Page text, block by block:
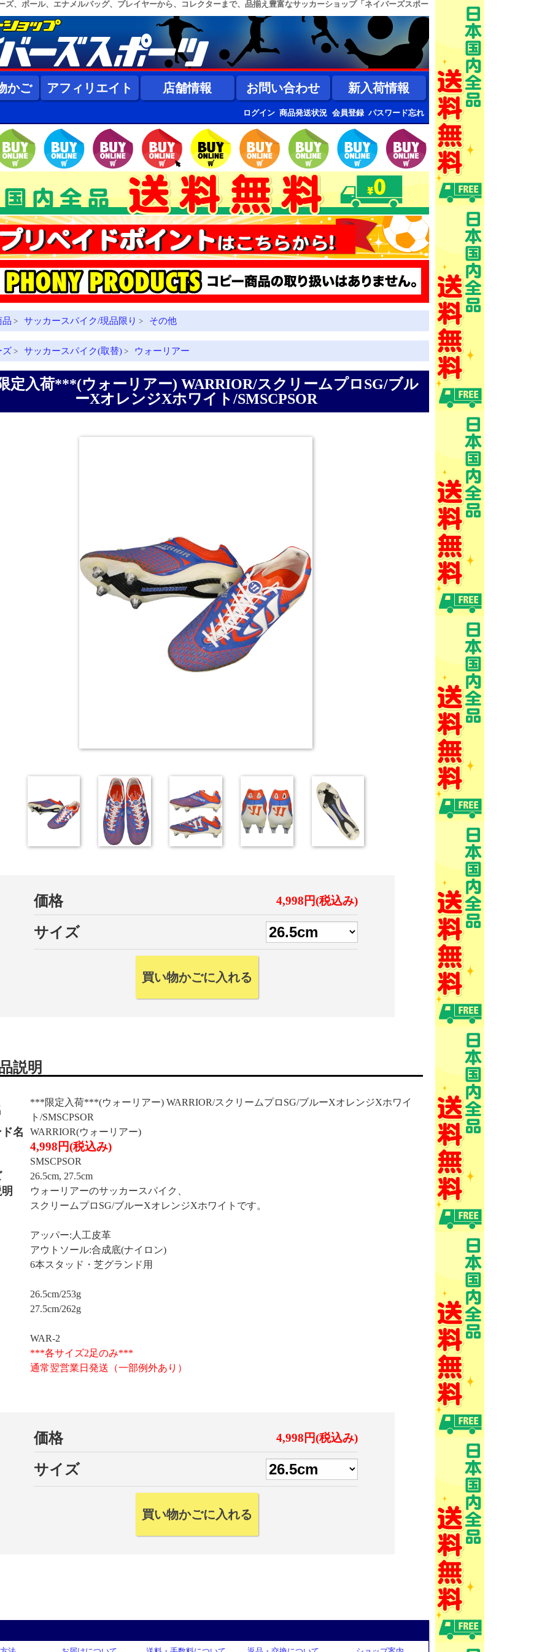
ズ、ボール、エナメルバッグ、プレイヤーから、コレクターまで、品揃え豊富なサッカーショップ「ネイバーズスポー
かご アフィリエイト 店舗情報 お問い合わせ 新入荷情報
ログイン 商品発送状況 会員登録 パスワード忘れ
品 > サッカースパイク/現品限り > その他
ズ > サッカースパイク(取替) > ウォーリアー
定入荷***(ウォーリアー) WARRIOR/スクリームプロSG/ブル
ーXオレンジXホワイト/SMSCPSOR
価格 4,998円(税込み)
サイズ
説明
***限定入荷***(ウォーリアー) WARRIOR/スクリームプロSG/ブルーXオレンジXホワイ
ト/SMSCPSOR
名 WARRIOR(ウォーリアー)
4,998円(税込み)
SMSCPSOR
26.5cm, 27.5cm
ウォーリアーのサッカースパイク、
スクリームプロSG/ブルーXオレンジXホワイトです。
アッパー:人工皮革
アウトソール:合成底(ナイロン)
6本スタッド・芝グランド用
26.5cm/253g
27.5cm/262g
WAR-2
***各サイズ2足のみ***
通常翌営業日発送（一部例外あり）
価格 4,998円(税込み)
サイズ